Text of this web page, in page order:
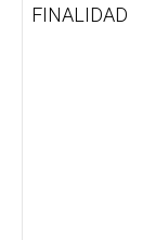
FINALIDAD